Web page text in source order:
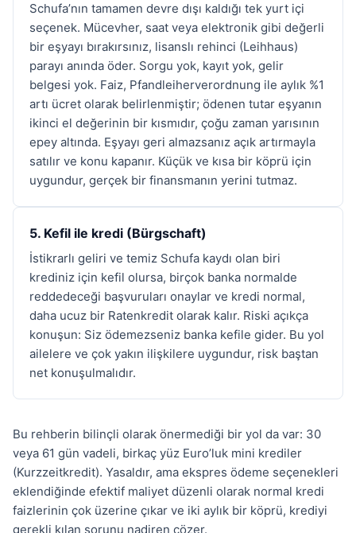
Schufa’nın tamamen devre dışı kaldığı tek yurt içi
seçenek. Mücevher, saat veya elektronik gibi değerli
bir eşyayı bırakırsınız, lisanslı rehinci (Leihhaus)
parayı anında öder. Sorgu yok, kayıt yok, gelir
belgesi yok. Faiz, Pfandleiherverordnung ile aylık %1
artı ücret olarak belirlenmiştir; ödenen tutar eşyanın
ikinci el değerinin bir kısmıdır, çoğu zaman yarısının
epey altında. Eşyayı geri almazsanız açık artırmayla
satılır ve konu kapanır. Küçük ve kısa bir köprü için
uygundur, gerçek bir finansmanın yerini tutmaz.
5. Kefil ile kredi (Bürgschaft)
İstikrarlı geliri ve temiz Schufa kaydı olan biri
krediniz için kefil olursa, birçok banka normalde
reddedeceği başvuruları onaylar ve kredi normal,
daha ucuz bir Ratenkredit olarak kalır. Riski açıkça
konuşun: Siz ödemezseniz banka kefile gider. Bu yol
ailelere ve çok yakın ilişkilere uygundur, risk baştan
net konuşulmalıdır.
Bu rehberin bilinçli olarak önermediği bir yol da var: 30
veya 61 gün vadeli, birkaç yüz Euro’luk mini krediler
(Kurzzeitkredit). Yasaldır, ama ekspres ödeme seçenekleri
eklendiğinde efektif maliyet düzenli olarak normal kredi
faizlerinin çok üzerine çıkar ve iki aylık bir köprü, krediyi
gerekli kılan sorunu nadiren çözer.